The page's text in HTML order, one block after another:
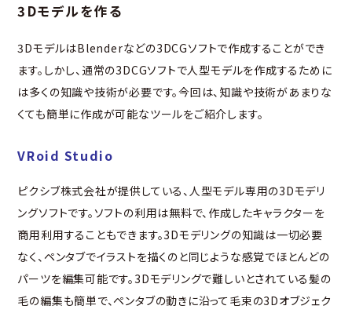
3Dモデルを作る
3DモデルはBlenderなどの3DCGソフトで作成することができ
ます。しかし、通常の3DCGソフトで人型モデルを作成するために
は多くの知識や技術が必要です。今回は、知識や技術があまりな
くても簡単に作成が可能なツールをご紹介します。
VRoid Studio
ピクシブ株式会社が提供している、人型モデル専用の3Dモデリ
ングソフトです。ソフトの利用は無料で、作成したキャラクターを
商用利用することもできます。3Dモデリングの知識は一切必要
なく、ペンタブでイラストを描くのと同じような感覚でほとんどの
パーツを編集可能です。3Dモデリングで難しいとされている髪の
毛の編集も簡単で、ペンタブの動きに沿って毛束の3Dオブジェク